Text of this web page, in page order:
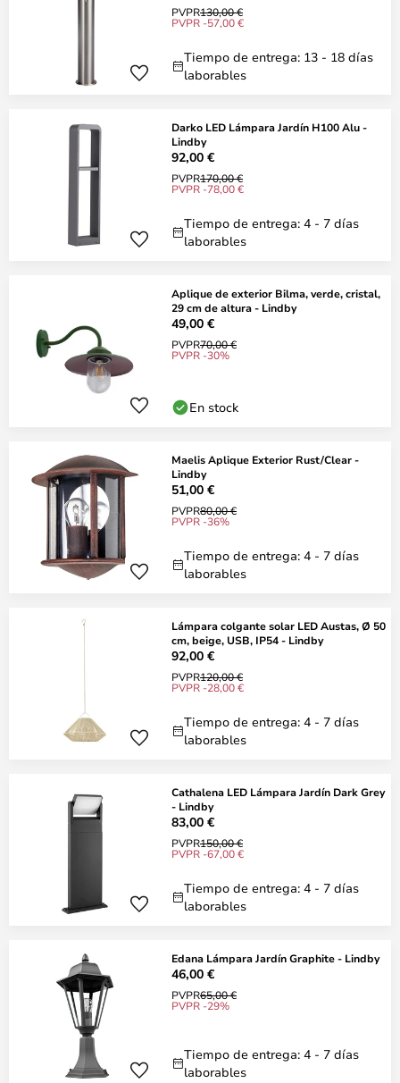
PVPR130,00 €
PVPR -57,00 €
Tiempo de entrega: 13 - 18 días
laborables
Darko LED Lámpara Jardín H100 Alu -
Lindby
92,00 €
PVPR170,00 €
PVPR -78,00 €
Tiempo de entrega: 4 - 7 días
laborables
Aplique de exterior Bilma, verde, cristal,
29 cm de altura - Lindby
49,00 €
PVPR70,00 €
PVPR -30%
En stock
Maelis Aplique Exterior Rust/Clear -
Lindby
51,00 €
PVPR80,00 €
PVPR -36%
Tiempo de entrega: 4 - 7 días
laborables
Lámpara colgante solar LED Austas, Ø 50
cm, beige, USB, IP54 - Lindby
92,00 €
PVPR120,00 €
PVPR -28,00 €
Tiempo de entrega: 4 - 7 días
laborables
Cathalena LED Lámpara Jardín Dark Grey
- Lindby
83,00 €
PVPR150,00 €
PVPR -67,00 €
Tiempo de entrega: 4 - 7 días
laborables
Edana Lámpara Jardín Graphite - Lindby
46,00 €
PVPR65,00 €
PVPR -29%
Tiempo de entrega: 4 - 7 días
laborables